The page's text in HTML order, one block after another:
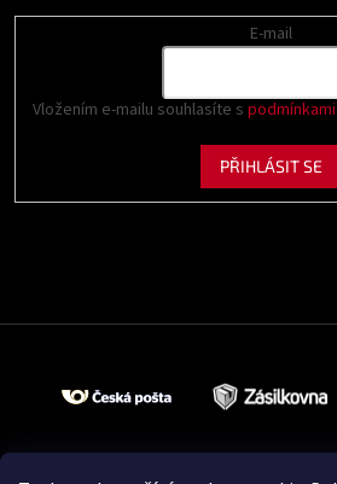
E-mail
Vložením e-mailu souhlasíte s
PŘIHLÁSIT SE